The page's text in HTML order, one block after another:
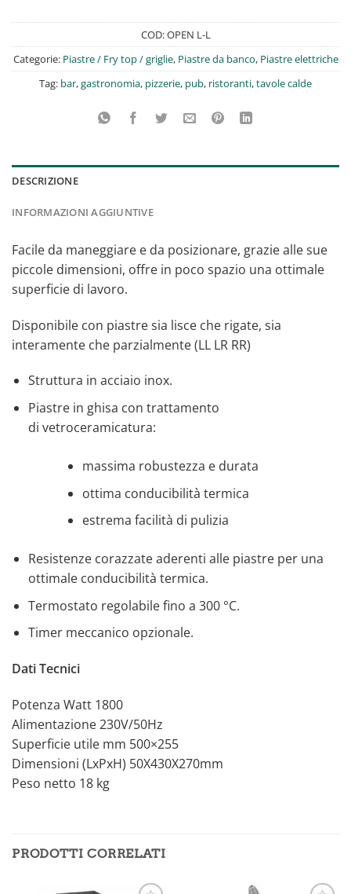
COD:OPEN L-L
Categorie: Piastre / Fry top / griglie, Piastre da banco, Piastre elettriche
Tag: bar,gastronomia, pizzerie, pub, ristoranti,tavole calde
DESCRIZIONE
INFORMAZIONI AGGIUNTIVE
Facile da maneggiare e da posizionare, grazie alle sue
piccole dimensioni, offre in poco spazio una ottimale
superficie di lavoro.
Disponibile con piastre sia lisce che rigate, sia
interamente che parzialmente (LL LR RR)
Struttura in acciaio inox.
Piastre in ghisa con trattamento
di vetroceramicatura:
massima robustezza e durata
ottima conducibilità termica
estrema facilità di pulizia
Resistenze corazzate aderenti alle piastre per una
ottimale conducibilità termica.
Termostato regolabile fino a 300 °C.
Timer meccanico opzionale.
Dati Tecnici
Potenza Watt 1800
Alimentazione 230V/50Hz
Superficie utile mm 500×255
Dimensioni (LxPxH) 50X430X270mm
Peso netto 18 kg
PRODOTTI CORRELATI